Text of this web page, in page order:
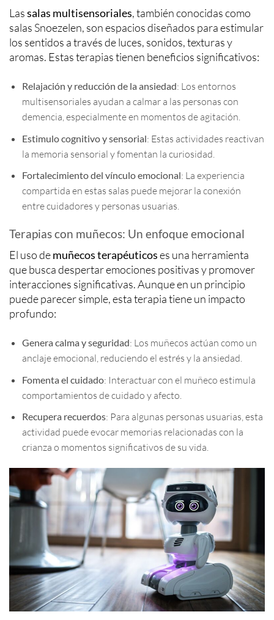
Lassalas multisensoriales, también conocidas como
salas Snoezelen, son espacios diseñados para estimular
los sentidos a través de luces, sonidos, texturas y
aromas. Estas terapias tienen beneficios significativos:
Relajación y reducción de la ansiedad: Los entornos
multisensoriales ayudan a calmar a las personas con
demencia, especialmente en momentos de agitación.
Estimulo cognitivo y sensorial: Estas actividades reactivan
la memoria sensorial y fomentan la curiosidad.
Fortalecimiento del vínculo emocional: La experiencia
compartida en estas salas puede mejorar la conexión
entre cuidadores y personas usuarias.
Terapias con muñecos: Un enfoque emocional
El uso demuñecos terapéuticoses una herramienta
que busca despertar emociones positivas y promover
interacciones significativas. Aunque en un principio
puede parecer simple, esta terapia tiene un impacto
profundo:
Genera calma y seguridad: Los muñecos actúan como un
anclaje emocional, reduciendo el estrés y la ansiedad.
Fomenta el cuidado: Interactuar con el muñeco estimula
comportamientos de cuidado y afecto.
Recupera recuerdos: Para algunas personas usuarias, esta
actividad puede evocar memorias relacionadas con la
crianza o momentos significativos de su vida.